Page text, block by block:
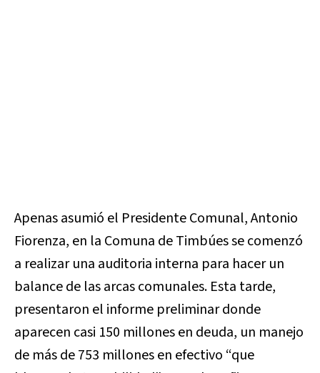
Apenas asumió el Presidente Comunal, Antonio
Fiorenza, en la Comuna de Timbúes se comenzó
a realizar una auditoria interna para hacer un
balance de las arcas comunales. Esta tarde,
presentaron el informe preliminar donde
aparecen casi 150 millones en deuda, un manejo
de más de 753 millones en efectivo “que